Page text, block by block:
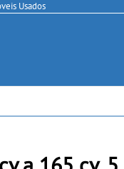
Usados